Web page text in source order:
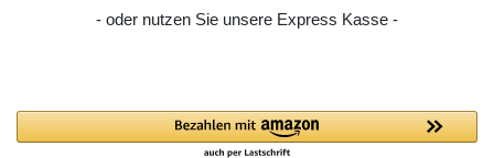
- oder nutzen Sie unsere Express Kasse -